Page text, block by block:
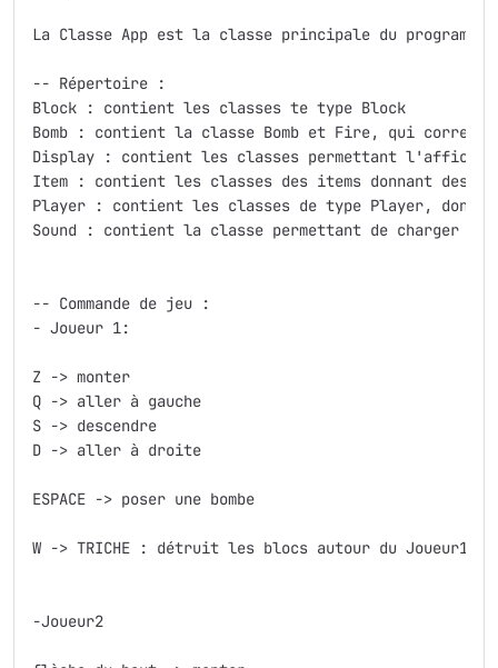
La Classe App est la classe principale du programme.
-- Répertoire :
Block : contient les classes te type Block
Bomb : contient la classe Bomb et Fire, qui
Display : contient les classes permettant
Item : contient les classes des items donnant des
Player : contient les classes de type Player,
Sound : contient la classe permettant de charger et
-- Commande de jeu :
- Joueur 1:
Z -> monter
Q -> aller à gauche
S -> descendre
D -> aller à droite
ESPACE -> poser une bombe
W -> TRICHE : détruit les blocs autour du Joueur1
-Joueur2